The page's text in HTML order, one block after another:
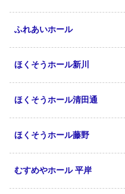
ふれあいホール
ほくそうホール新川
ほくそうホール清田通
ほくそうホール藤野
むすめやホール 平岸